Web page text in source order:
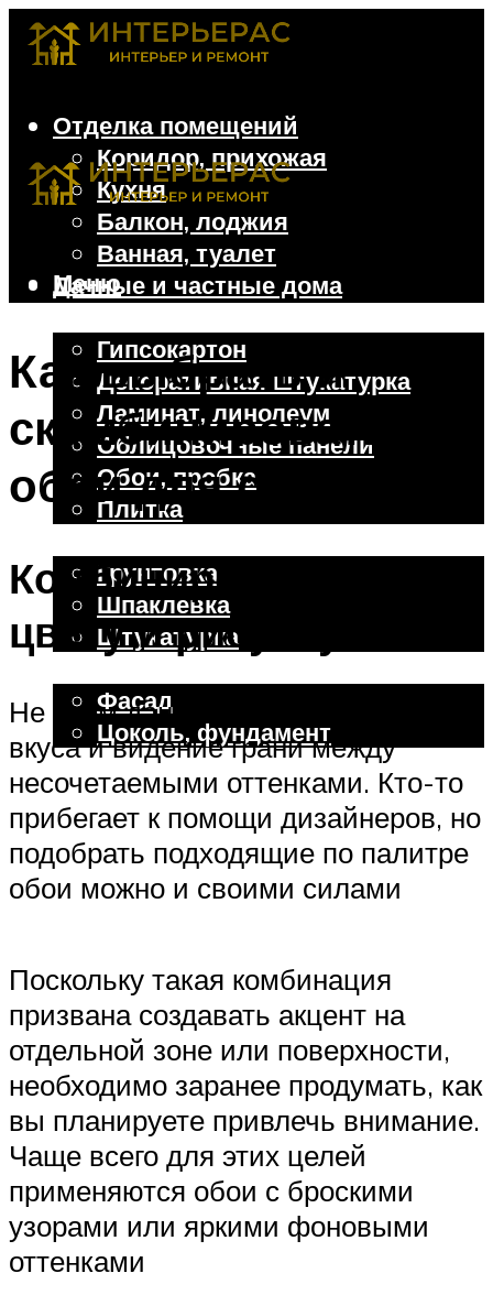
Отделка помещений
Коридор, прихожая
Кухня
Балкон, лоджия
Ванная, туалет
Дачные и частные дома
Гипсокартон
Декоративная штукатурка
Ламинат, линолеум
Облицовочные панели
Обои, пробка
Плитка
Грунтовка
Шпаклевка
Штукатурка
Фасад
Цоколь, фундамент
Меню
Меню
Как выбрать и
скомбинировать
обои для спальни
Комбинирование по
цвету и рисунку
Не всем дано наличие тонкого
вкуса и видение грани между
несочетаемыми оттенками. Кто-то
прибегает к помощи дизайнеров, но
подобрать подходящие по палитре
обои можно и своими силами
Поскольку такая комбинация
призвана создавать акцент на
отдельной зоне или поверхности,
необходимо заранее продумать, как
вы планируете привлечь внимание.
Чаще всего для этих целей
применяются обои с броскими
узорами или яркими фоновыми
оттенками